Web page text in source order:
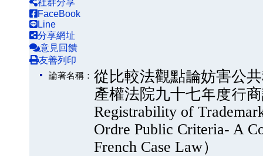
社群分享
FaceBook
Line
分享網址
意見回饋
友善列印
論著名稱： 從比較法觀點論妨害公
產權法院九十七年度行
Registrability of
Ordre Public Criteria- A
French Case Law）